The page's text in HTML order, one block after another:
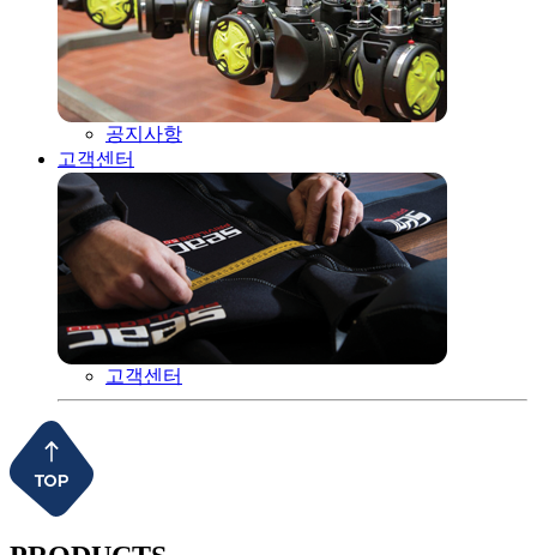
공지사항
고객센터
고객센터